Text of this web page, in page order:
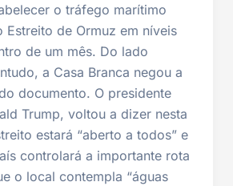
o tráfego marítimo
Estreito de Ormuz em níveis
de um mês. Do lado
a Casa Branca negou a
documento. O presidente
Trump, voltou a dizer nesta
estará “aberto a todos” e
controlará a importante rota
o local contempla “águas